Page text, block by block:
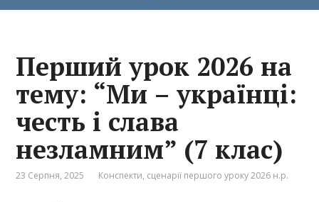
Перший урок 2026 на
тему: “Ми – українці:
честь і слава
незламним” (7 клас)
23 Серпня, 2025 Конспекти, сценарії першого уроку 2026 н.р.